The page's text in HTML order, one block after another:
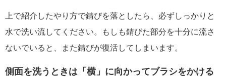
上で紹介したやり方で錆びを落としたら、必ずしっかりと
水で洗い流してください。もしも錆びた部分を十分に流さ
ないでいると、また錆びが復活してしまいます。
側面を洗うときは「横」に向かってブラシをかける